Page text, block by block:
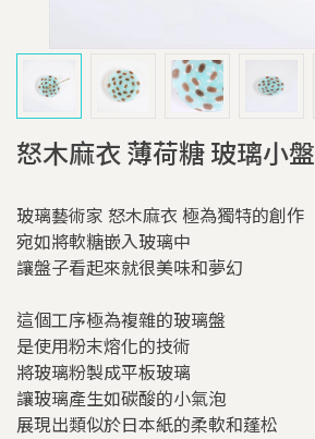
怒木麻衣 薄荷糖 玻璃小盤
玻璃藝術家 怒木麻衣 極為獨特的創作
宛如將軟糖嵌入玻璃中
讓盤子看起來就很美味和夢幻
這個工序極為複雜的玻璃盤
是使用粉末熔化的技術
將玻璃粉製成平板玻璃
讓玻璃產生如碳酸的小氣泡
展現出類似於日本紙的柔軟和蓬松